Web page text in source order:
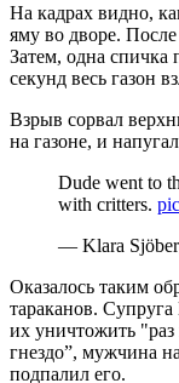
На кадрах видно,
яму во дворе.
Затем, одна спичка
секунд весь газон
Взрыв сорвал
на газоне, и
Dude went to
with critters.
— Klara
Оказалось таким
тараканов.
их уничтожить
гнездо”, мужчина
подпалил его.